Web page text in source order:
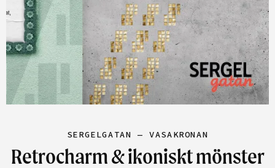
SERGELGATAN — VASAKRONAN
Retrocharm & ikoniskt mönster